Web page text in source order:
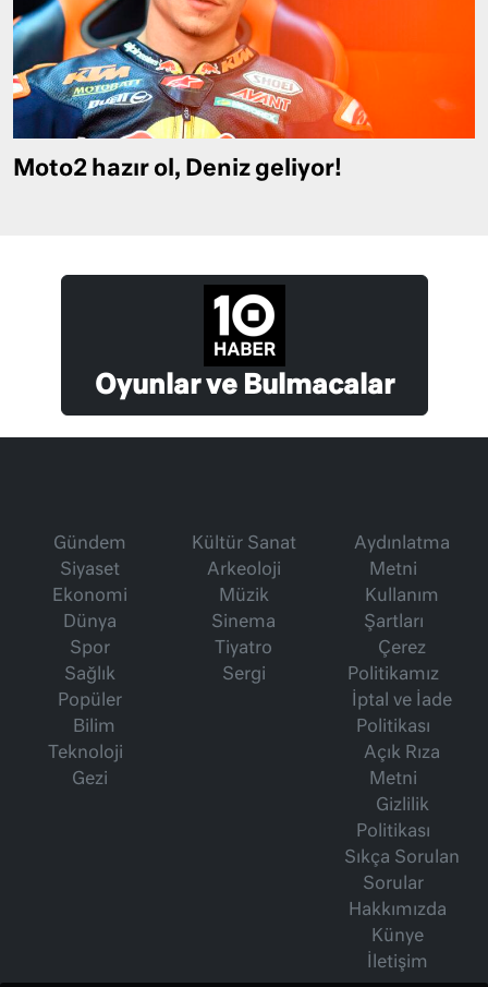
Moto2 hazır ol, Deniz geliyor!
Oyunlar ve Bulmacalar
Gündem
Siyaset
Ekonomi
Dünya
Spor
Sağlık
Popüler
Bilim
Teknoloji
Gezi
Kültür Sanat
Arkeoloji
Müzik
Sinema
Tiyatro
Sergi
Aydınlatma
Metni
Kullanım
Şartları
Çerez
Politikamız
İptal ve İade
Politikası
Açık Rıza
Metni
Gizlilik
Politikası
Sıkça Sorulan
Sorular
Hakkımızda
Künye
İletişim